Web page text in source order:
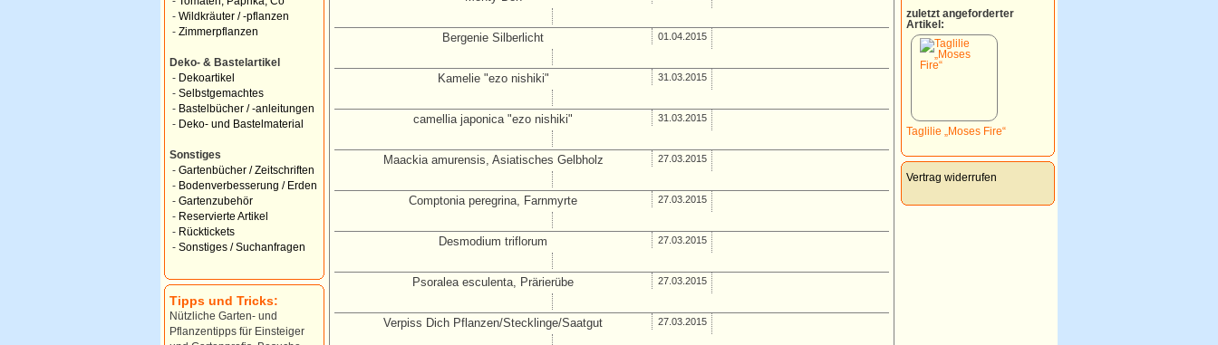
- Wildkräuter / -pflanzen
- Zimmerpflanzen
Deko- & Bastelartikel
- Dekoartikel
- Selbstgemachtes
- Bastelbücher / -anleitungen
- Deko- und Bastelmaterial
Sonstiges
- Gartenbücher / Zeitschriften
- Bodenverbesserung / Erden
- Gartenzubehör
- Reservierte Artikel
- Rücktickets
- Sonstiges / Suchanfragen
Tipps und Tricks:
Nützliche Garten- und
Pflanzentipps für Einsteiger
Bergenie Silberlicht 01.04.2015
Kamelie "ezo nishiki" 31.03.2015
camellia japonica "ezo nishiki" 31.03.2015
Maackia amurensis, Asiatisches Gelbholz 27.03.2015
Comptonia peregrina, Farnmyrte 27.03.2015
Desmodium triflorum 27.03.2015
Psoralea esculenta, Prärierübe 27.03.2015
Verpiss Dich Pflanzen/Stecklinge/Saatgut 27.03.2015
zuletzt angeforderter
Artikel:
Taglilie „Moses Fire“
Vertrag widerrufen